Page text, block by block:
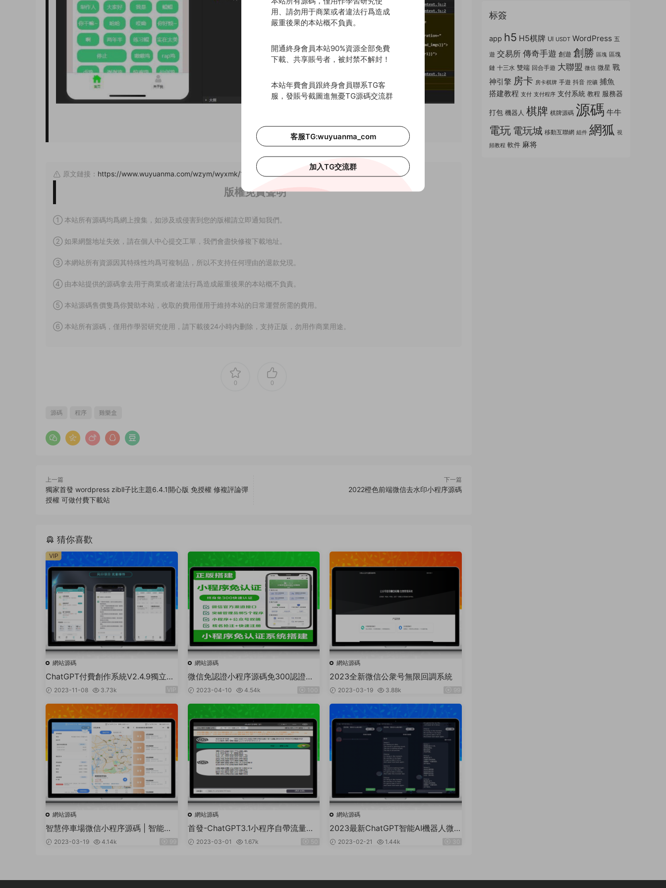
原文鏈接： https://www.wuyuanma.com/wzym/wyxmk/14473.html ，轉載請注明出處。
版權免責聲明
① 本站所有源碼均爲網上搜集，如涉及或侵害到您的版權請立即通知我們。
② 如果網盤地址失效，請在個人中心提交工單，我們會盡快修複下載地址。
③ 本網站所有資源因其特殊性均爲可複制品，所以不支持任何理由的退款兌現。
④ 由本站提供的源碼拿去用于商業或者違法行爲造成嚴重後果的本站概不負責。
⑤ 本站源碼售價隻爲你贊助本站，收取的費用僅用于維持本站的日常運營所需的費用。
⑥ 本站所有源碼，僅用作學習研究使用，請下載後24小時内删除，支持正版，勿用作商業用途。
0 0
源碼 程序 雞樂盒
上一篇
獨家首發 wordpress zibll子比主題6.4.1開心版 免授權 修複評論彈
授權 可做付費下載站
下一篇
2022橙色前端微信去水印小程序源碼
猜你喜歡
網站源碼
ChatGPT付費創作系統V2.4.9獨立版
+WEB端+ H5端 + 小程序端（支持分
享朋友圈）
2023-11-08 3.73k VIP
VIP
網站源碼
微信免認證小程序源碼免300認證小
程序0.2%費率申請商戶通商戶進件系
統
2023-04-10 4.54k 100
網站源碼
2023全新微信公衆号無限回調系統
2023-03-19 3.88k
網站源碼
智慧停車場微信小程序源碼 | 智能停
車系統源碼 | 全開源
2023-03-19 4.14k
網站源碼
首發-ChatGPT3.1小程序自帶流量主
版本！
2023-03-01 1.67k 50
網站源碼
2023最新ChatGPT智能AI機器人微
信小程序源碼_帶部署教程
2023-02-21 1.44k 30
标簽
app h5 H5棋牌 UI USDT WordPress 五
遊 交易所 傳奇手遊 創遊 創勝 區塊 區塊
鏈 十三水 雙端 回合手遊 大聯盟 微信 微星 戰
神引擎 房卡 房卡棋牌 手遊 抖音 挖礦 捕魚
搭建教程 支付 支付程序 支付系統 教程 服務器
打包 機器人 棋牌 棋牌源碼 源碼 牛牛
電玩 電玩城 移動互聯網 組件 網狐 視
頻教程 軟件 麻将
用、請勿用于商業或者違法行爲造成
嚴重後果的本站概不負責。
開通終身會員本站90%資源全部免費
下載、共享賬号者，被封禁不解封！
本站年費會員跟終身會員聯系TG客
服，發賬号截圖進無憂TG源碼交流群
客服TG:wuyuanma_com
加入TG交流群